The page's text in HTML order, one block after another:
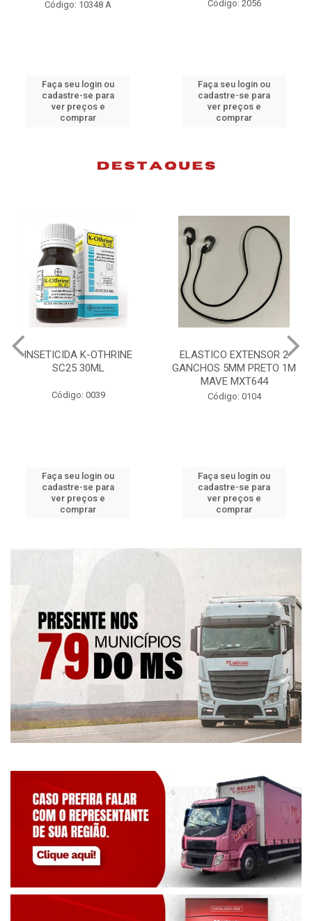
login ou
se para
Faça seu login ou
cadastre-se para
INSETICIDA K-OTHRINE
SC25 30ML
Código: 0039
Faça seu login ou
cadastre-se para
ver preços e
comprar
ELASTICO EXTENSOR 2
GANCHOS 5MM PRETO 1M
MAVE MXT644
Código: 0104
Faça seu login ou
cadastre-se para
ver preços e
comprar